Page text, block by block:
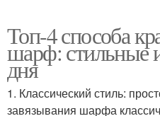
Топ-4 способа
шарф: стильные
дня
1. Классический стиль:
завязывания шарфа